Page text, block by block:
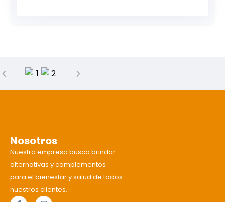
Nosotros
Nuestra empresa busca brindar
alternativas y complementos
para el bienestar y salud de todos
nuestros clientes.